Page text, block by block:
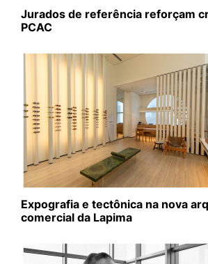
Jurados de referência reforçam
PCAC
Expografia e tectônica na nova
comercial da Lapima